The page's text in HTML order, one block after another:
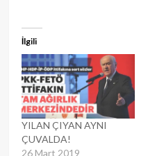
İlgili
YILAN ÇIYAN AYNI
ÇUVALDA!
26 Mart 2019